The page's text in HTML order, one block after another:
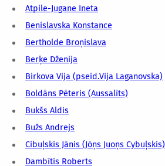
Atpile-Jugane Ineta
Benislavska Konstance
Bertholde Broņislava
Berķe Dženija
Birkova Vija (pseid.Vija Laganovska)
Boldāns Pēteris (Aussalīts)
Bukšs Aldis
Bužs Andrejs
Cibuļskis Jānis (Jōņs Juoņs Cybuļskis)
Dambītis Roberts